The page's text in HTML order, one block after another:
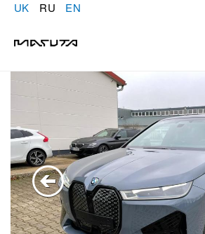
UK RU EN